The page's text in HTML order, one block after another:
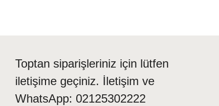
Toptan siparişleriniz için lütfen
iletişime geçiniz. İletişim ve
WhatsApp: 02125302222